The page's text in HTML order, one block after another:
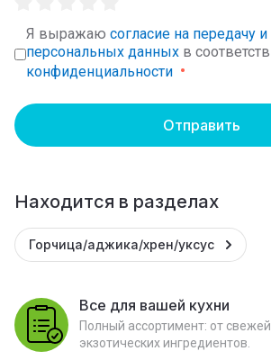
Я выражаю согласие на передачу
персональных данных в
конфиденциальности
Отправить
Находится в разделах
Горчица/аджика/хрен/уксус
Все для вашей кухни
Полный ассортимент: от
экзотических ингредиентов.